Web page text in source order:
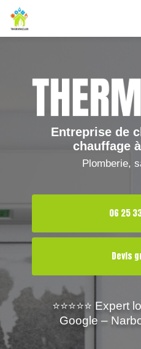
contenu
Entreprise de
chauffage
Plomberie,
06 25
Devis
⭐⭐⭐⭐⭐
Google –